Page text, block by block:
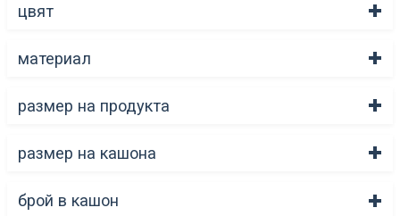
цвят
материал
размер на продукта
размер на кашона
брой в кашон